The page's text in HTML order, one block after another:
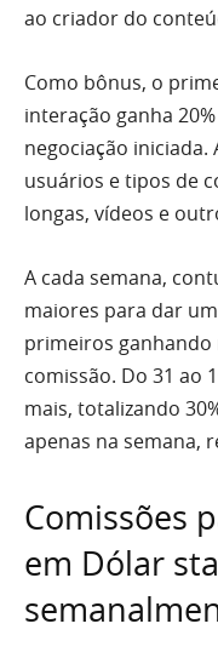
ao criador do
Como bônus, o
interação ganha
negociação iniciada.
usuários e tipos de
longas, vídeos e
A cada semana,
maiores para dar
primeiros ganhando
comissão. Do 31 ao
mais, totalizando
apenas na semana,
Comissões
em Dólar